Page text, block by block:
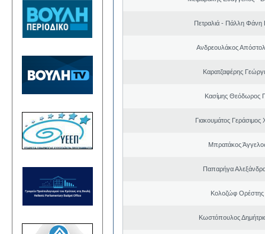
Πετραλιά - Πάλλη Φάνη
Ανδρεουλάκος
Καρατζαφέρης
Κασίμης Θεόδωρος
Γιακουμάτος
Μπρατάκος
Παπαρήγα
Κολοζώφ
Κωστόπουλος